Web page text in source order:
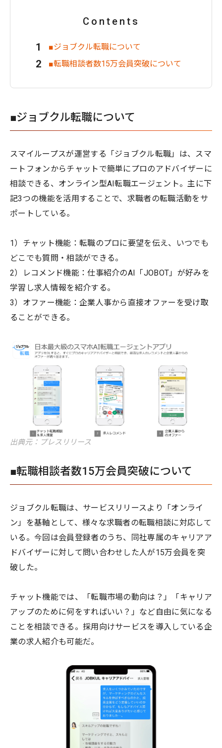
Contents
■ジョブクル転職について
■転職相談者数15万会員突破について
■ジョブクル転職について
スマイループスが運営する「ジョブクル転職」は、スマ
ートフォンからチャットで簡単にプロのアドバイザーに
相談できる、オンライン型AI転職エージェント。主に下
記3つの機能を活用することで、求職者の転職活動をサ
ポートしている。
1）チャット機能：転職のプロに要望を伝え、いつでも
どこでも質問・相談ができる。
2）レコメンド機能：仕事紹介のAI「JOBOT」が好みを
学習し求人情報を紹介する。
3）オファー機能：企業人事から直接オファーを受け取
ることができる。
出典元：プレスリリース
■転職相談者数15万会員突破について
ジョブクル転職は、サービスリリースより「オンライ
ン」を基軸として、様々な求職者の転職相談に対応して
いる。今回は会員登録者のうち、同社専属のキャリアア
ドバイザーに対して問い合わせした人が15万会員を突
破した。
チャット機能では、「転職市場の動向は？」「キャリア
アップのために何をすればいい？」など自由に気になる
ことを相談できる。採用向けサービスを導入している企
業の求人紹介も可能だ。